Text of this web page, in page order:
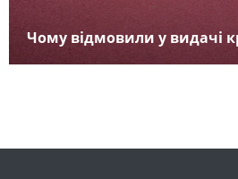
Чому відмовили у видачі